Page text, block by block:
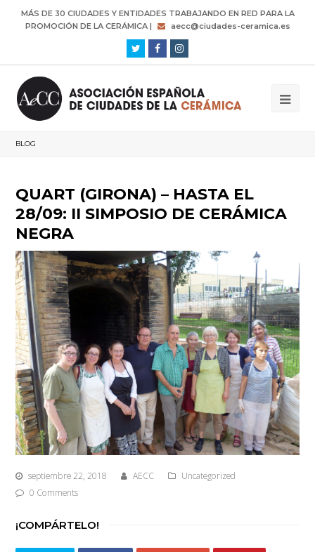
MÁS DE 30 CIUDADES Y ENTIDADES TRABAJANDO EN RED PARA LA
PROMOCIÓN DE LA CERÁMICA |
aecc@ciudades-ceramica.es
Twitter Facebook
BLOG
QUART (GIRONA) – HASTA EL
28/09: II SIMPOSIO DE CERÁMICA
NEGRA
septiembre 22, 2018 AECC
Uncategorized
0 Comments
¡COMPÁRTELO!